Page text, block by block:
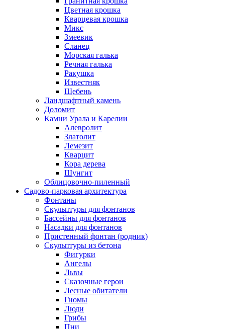
Цветная крошка
Кварцевая крошка
Микс
Змеевик
Сланец
Морская галька
Речная галька
Ракушка
Известняк
Щебень
Ландшафтный камень
Доломит
Камни Урала и Карелии
Алевролит
Златолит
Лемезит
Кварцит
Кора дерева
Шунгит
Облицовочно-пиленный
Садово-парковая архитектура
Фонтаны
Скульптуры для фонтанов
Бассейны для фонтанов
Насадки для фонтанов
Пристенный фонтан (родник)
Скульптуры из бетона
Фигурки
Ангелы
Львы
Сказочные герои
Лесные обитатели
Гномы
Люди
Грибы
Пни